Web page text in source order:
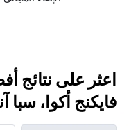
اعثر على نتائج
فايكنج أكوا، سبا